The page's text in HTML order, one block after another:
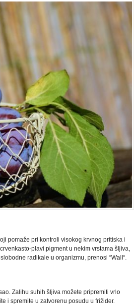
pomaže pri kontroli visokog krvnog pritiska i
plavi pigment u nekim vrstama šljiva,
radikale u organizmu, prenosi “Wall“.
Zalihu suhih šljiva možete pripremiti vrlo
i spremite u zatvorenu posudu u frižider.